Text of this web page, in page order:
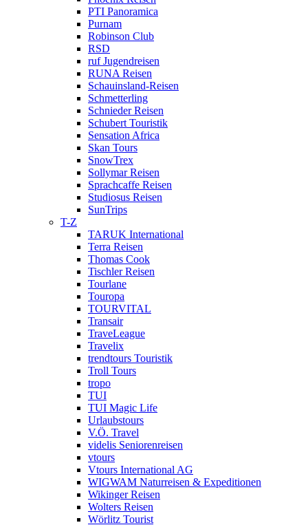
PTI Panoramica
Purnam
Robinson Club
RSD
ruf Jugendreisen
RUNA Reisen
Schauinsland-Reisen
Schmetterling
Schnieder Reisen
Schubert Touristik
Sensation Africa
Skan Tours
SnowTrex
Sollymar Reisen
Sprachcaffe Reisen
Studiosus Reisen
SunTrips
T-Z
TARUK International
Terra Reisen
Thomas Cook
Tischler Reisen
Tourlane
Touropa
TOURVITAL
Transair
TraveLeague
Travelix
trendtours Touristik
Troll Tours
tropo
TUI
TUI Magic Life
Urlaubstours
V.Ö. Travel
videlis Seniorenreisen
vtours
Vtours International AG
WIGWAM Naturreisen & Expeditionen
Wikinger Reisen
Wolters Reisen
Wörlitz Tourist